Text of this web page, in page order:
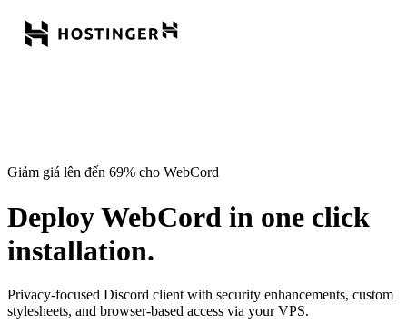
Giảm giá lên đến 69% cho WebCord
Deploy WebCord in one click
installation.
Privacy-focused Discord client with security enhancements, custom
stylesheets, and browser-based access via your VPS.